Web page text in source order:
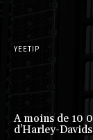
YEETIP
A moins de 10
d’Harley-